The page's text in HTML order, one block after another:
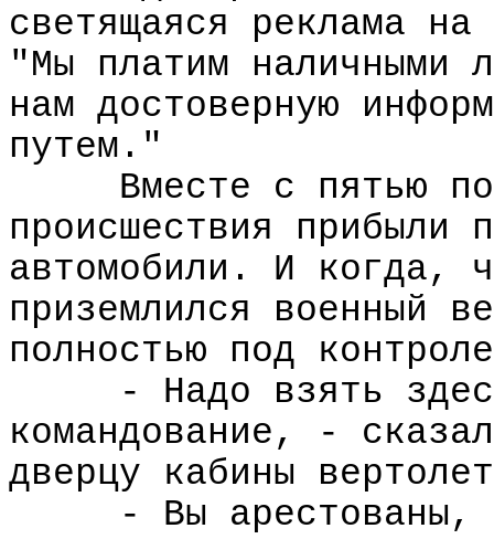
светящаяся реклама
"Мы платим наличными
нам достоверную
путем."
Вместе с пятью
происшествия прибыли
автомобили. И когда,
приземлился военный
полностью под
- Надо взять
командование, -
дверцу кабины
- Вы арестованы,